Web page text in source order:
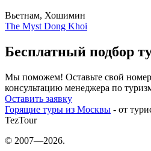
Вьетнам, Хошимин
The Myst Dong Khoi
Бесплатный подбор
Мы поможем! Оставьте свой
консультацию менеджера по
Оставить заявку
Горящие туры из Москвы - от
TezTour
© 2007—2026.